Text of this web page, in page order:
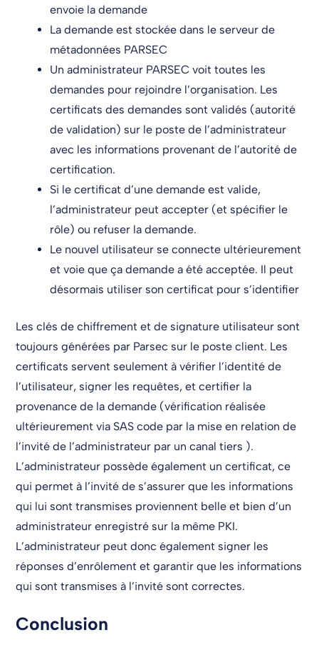
envoie la demande
La demande est stockée dans le serveur de
métadonnées PARSEC
Un administrateur PARSEC voit toutes les
demandes pour rejoindre l’organisation. Les
certificats des demandes sont validés (autorité
de validation) sur le poste de l’administrateur
avec les informations provenant de l’autorité de
certification.
Si le certificat d’une demande est valide,
l’administrateur peut accepter (et spécifier le
rôle) ou refuser la demande.
Le nouvel utilisateur se connecte ultérieurement
et voie que ça demande a été acceptée. Il peut
désormais utiliser son certificat pour s’identifier
Les clés de chiffrement et de signature utilisateur sont
toujours générées par Parsec sur le poste client. Les
certificats servent seulement à vérifier l’identité de
l’utilisateur, signer les requêtes, et certifier la
provenance de la demande (vérification réalisée
ultérieurement via SAS code par la mise en relation de
l’invité de l’administrateur par un canal tiers ).
L’administrateur possède également un certificat, ce
qui permet à l’invité de s’assurer que les informations
qui lui sont transmises proviennent belle et bien d’un
administrateur enregistré sur la même PKI.
L’administrateur peut donc également signer les
réponses d’enrôlement et garantir que les informations
qui sont transmises à l’invité sont correctes.
Conclusion